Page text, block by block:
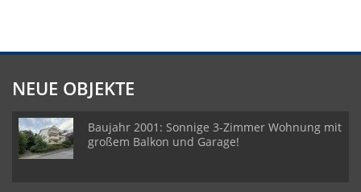
NEUE OBJEKTE
Baujahr 2001: Sonnige 3-Zimmer Wohnung mit
großem Balkon und Garage!